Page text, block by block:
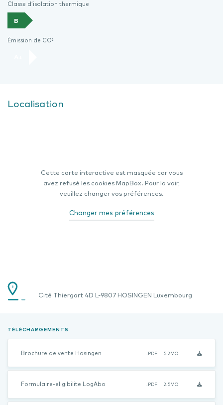
Classe d’isolation thermique
B
Émission de CO²
Localisation
Cette carte interactive est masquée car vous
avez refusé les cookies MapBox. Pour la voir,
veuillez changer vos préférences.
Changer mes préférences
Cité Thiergart 4D L-9807 HOSINGEN Luxembourg
TÉLÉCHARGEMENTS
Brochure de vente Hosingen .PDF 5.2MO
Formulaire-eligibilite LogAbo .PDF 2.5MO